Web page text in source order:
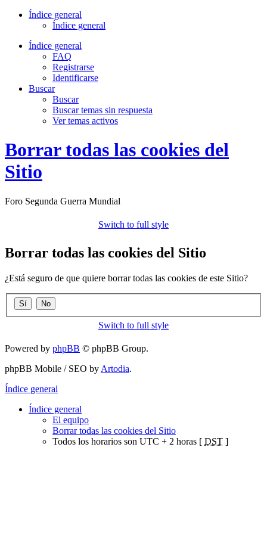
Índice general
Índice general
Índice general
FAQ
Registrarse
Identificarse
Buscar
Buscar
Buscar temas sin respuesta
Ver temas activos
Borrar todas las cookies del
Sitio
Foro Segunda Guerra Mundial
Switch to full style
Borrar todas las cookies del Sitio
¿Está seguro de que quiere borrar todas las cookies de este Sitio?
Switch to full style
Powered by phpBB © phpBB Group.
phpBB Mobile / SEO by Artodia.
Índice general
Índice general
El equipo
Borrar todas las cookies del Sitio
Todos los horarios son UTC + 2 horas [ DST ]